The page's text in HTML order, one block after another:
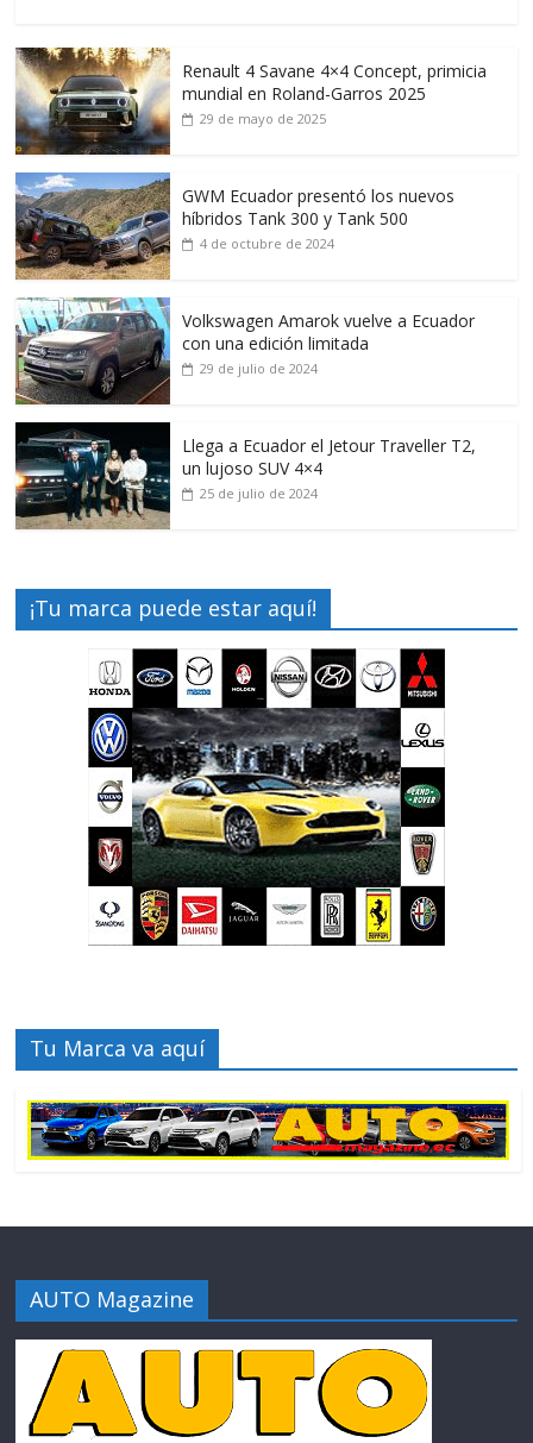
Renault 4 Savane 4×4 Concept, primicia
mundial en Roland-Garros 2025
29 de mayo de 2025
GWM Ecuador presentó los nuevos
híbridos Tank 300 y Tank 500
4 de octubre de 2024
Volkswagen Amarok vuelve a Ecuador
con una edición limitada
29 de julio de 2024
Llega a Ecuador el Jetour Traveller T2,
un lujoso SUV 4×4
25 de julio de 2024
¡Tu marca puede estar aquí!
Tu Marca va aquí
AUTO Magazine